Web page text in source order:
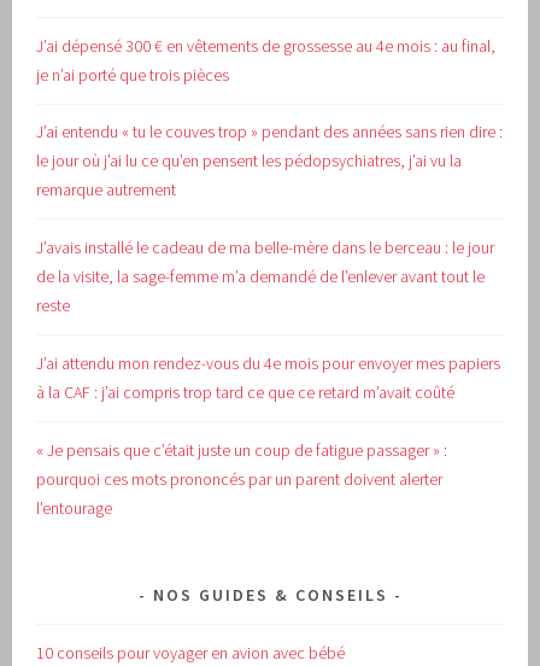
J’ai dépensé 300 € en vêtements de grossesse au 4e mois : au final,
je n’ai porté que trois pièces
J’ai entendu « tu le couves trop » pendant des années sans rien dire :
le jour où j’ai lu ce qu’en pensent les pédopsychiatres, j’ai vu la
remarque autrement
J’avais installé le cadeau de ma belle-mère dans le berceau : le jour
de la visite, la sage-femme m’a demandé de l’enlever avant tout le
reste
J’ai attendu mon rendez-vous du 4e mois pour envoyer mes papiers
à la CAF : j’ai compris trop tard ce que ce retard m’avait coûté
« Je pensais que c’était juste un coup de fatigue passager » :
pourquoi ces mots prononcés par un parent doivent alerter
l’entourage
NOS GUIDES & CONSEILS
10 conseils pour voyager en avion avec bébé